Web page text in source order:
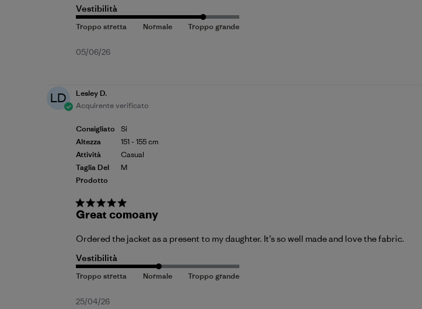
Vestibilità
Data
05/06/26
LD
Lesley D.
Acquirente verificato
Consigliato
Altezza
Attività
Taglia Del
Prodotto
Si
151 - 155 cm
Casual
M
Great comoany
Ordered the jacket as a present to my daughter. It’s so well made and love the fabric.
Vestibilità
Data
25/04/26